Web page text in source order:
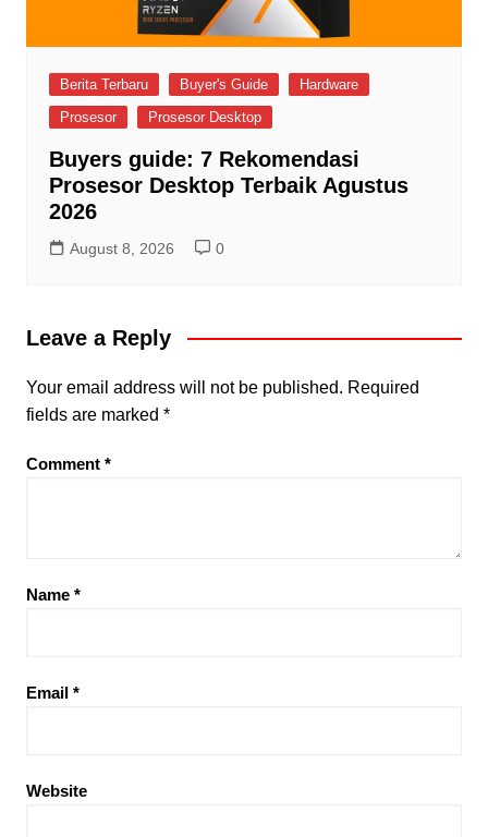
Berita Terbaru Buyer's Guide
Hardware
Prosesor
Prosesor Desktop
Buyers guide: 7 Rekomendasi
Prosesor Desktop Terbaik Agustus
2026
August 8, 2026 0
Leave a Reply
Your email address will not be published. Required
fields are marked *
Comment *
Name *
Email *
Website